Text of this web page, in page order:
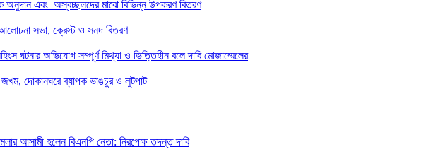
এবং অস্বচ্ছলদের মাঝে বিভিন্ন উপকরণ বিতরণ
সভা, ক্রেস্ট ও সনদ বিতরণ
ঘটনার অভিযোগ সম্পূর্ণ মিথ্যা ও ভিত্তিহীন বলে দাবি মোজাম্মেলের
জখম, দোকানঘরে ব্যাপক ভাঙচুর ও লুটপাট
আসামী হলেন বিএনপি নেতা: নিরপেক্ষ তদন্ত দাবি